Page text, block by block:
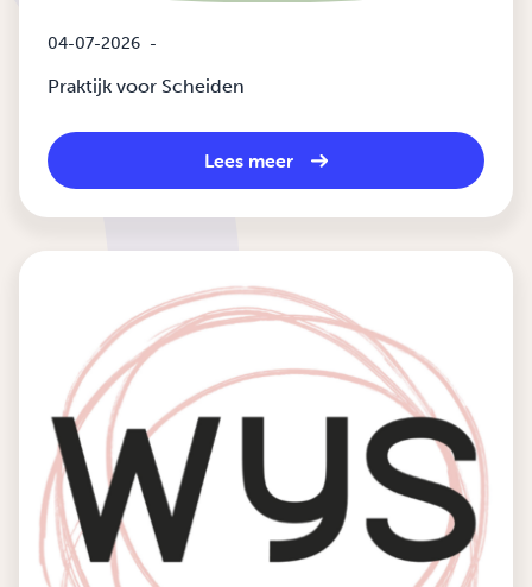
04-07-2026 -
Praktijk voor Scheiden
Lees meer